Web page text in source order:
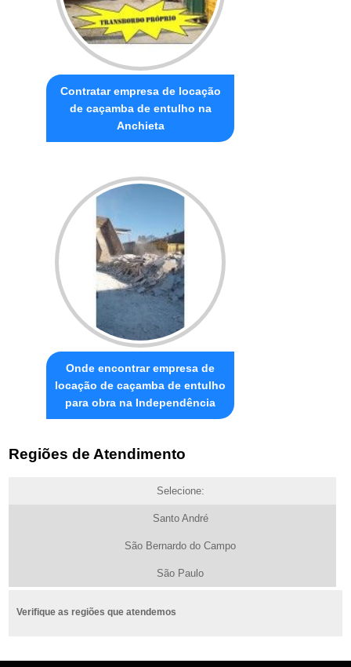
Contratar empresa de locação
de caçamba de entulho na
Anchieta
Onde encontrar empresa de
locação de caçamba de entulho
para obra na Independência
Regiões de Atendimento
Selecione:
Santo André
São Bernardo do Campo
São Paulo
Verifique as regiões que atendemos